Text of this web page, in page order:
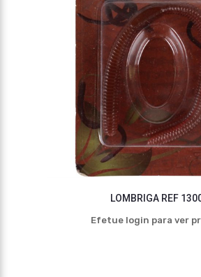
LOMBRIGA REF
Efetue login para ver